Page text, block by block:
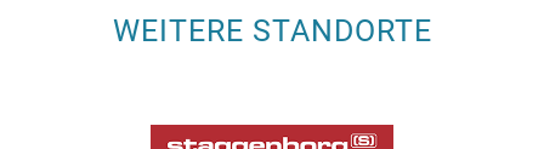
WEITERE STANDORTE